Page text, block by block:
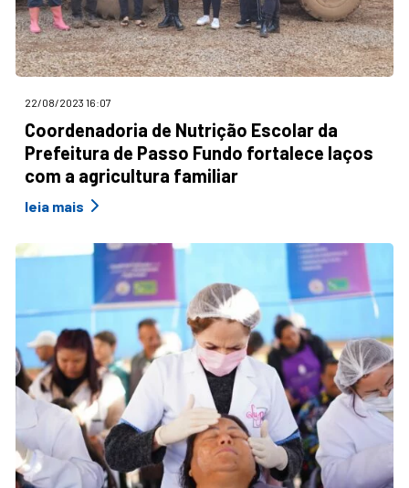
22/08/2023 16:07
Coordenadoria de Nutrição Escolar da
Prefeitura de Passo Fundo fortalece laços
com a agricultura familiar
leia mais